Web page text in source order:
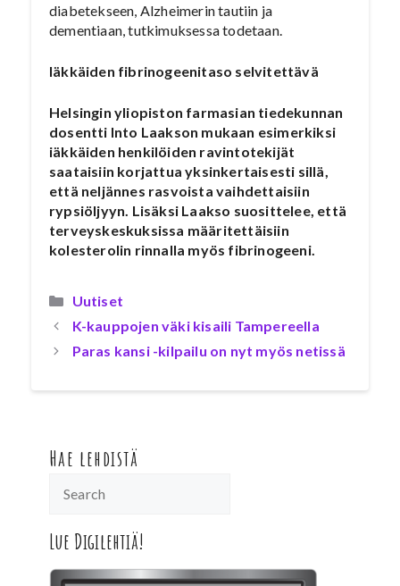
diabetekseen, Alzheimerin tautiin ja
dementiaan, tutkimuksessa todetaan.
Iäkkäiden fibrinogeenitaso selvitettävä
Helsingin yliopiston farmasian tiedekunnan
dosentti Into Laakson mukaan esimerkiksi
iäkkäiden henkilöiden ravintotekijät
saataisiin korjattua yksinkertaisesti sillä,
että neljännes rasvoista vaihdettaisiin
rypsiöljyyn. Lisäksi Laakso suosittelee, että
terveyskeskuksissa määritettäisiin
kolesterolin rinnalla myös fibrinogeeni.
Kategoriat
Uutiset
K-kauppojen väki kisaili Tampereella
Paras kansi -kilpailu on nyt myös netissä
Hae lehdistä
Lue Digilehtiä!